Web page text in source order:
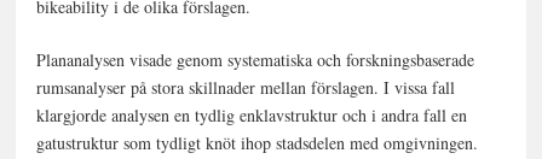
bikeability i de olika förslagen.
Plananalysen visade genom systematiska och forskningsbaserade
rumsanalyser på stora skillnader mellan förslagen. I vissa fall
klargjorde analysen en tydlig enklavstruktur och i andra fall en
gatustruktur som tydligt knöt ihop stadsdelen med omgivningen.